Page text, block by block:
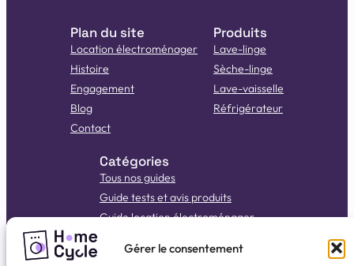
Gérer le consentement
Plan du site
Location électroménager
Histoire
Engagement
Blog
Contact
Produits
Lave-linge
Sèche-linge
Lave-vaisselle
Réfrigérateur
Catégories
Tous nos guides
Guide tests et avis produits
Guide location électroménager
Guide test et avis produits